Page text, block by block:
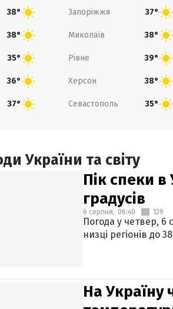
38° Запоріжжя 37°
38° Миколаїв 38°
35° Рівне 39°
36° Херсон 38°
37° Севастополь 35°
України та світу
Пік спеки в
градусів
6 серпня, 06:40 129
Погода у четвер, 6
низці регіонів до
На Україну